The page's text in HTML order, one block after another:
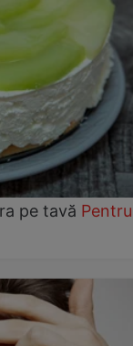
pe tavă Pentru